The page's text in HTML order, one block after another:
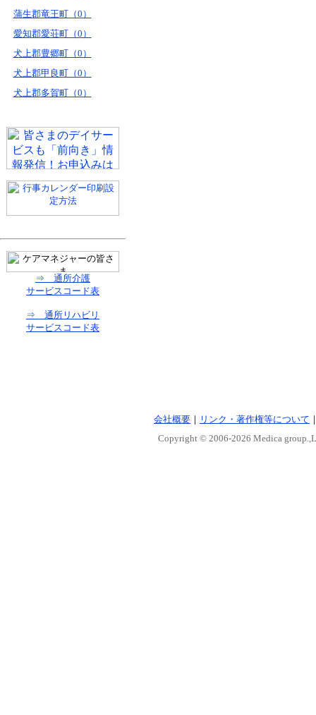
蒲生郡竜王町（0）
愛知郡愛荘町（0）
犬上郡豊郷町（0）
犬上郡甲良町（0）
犬上郡多賀町（0）
⇒ 通所介護
サービスコード表
⇒ 通所リハビリ
サービスコード表
会社概要 ｜ リンク・著作権等について
Copyright © 2006-2026 Medica